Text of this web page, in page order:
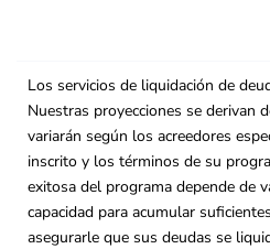
Los servicios de liquidación de
Nuestras proyecciones se derivan
variarán según los acreedores
inscrito y los términos de su
exitosa del programa depende de
capacidad para acumular
asegurarle que sus deudas se